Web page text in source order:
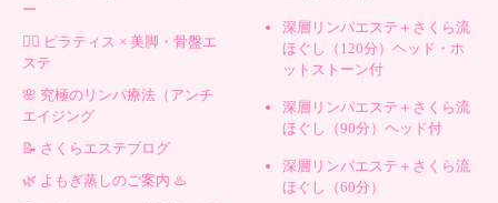
ー
🧘‍♀️ ピラティス × 美脚・骨盤エ
ステ
🌸 究極のリンパ療法（アンチ
エイジング
📝 さくらエステブログ
🌿 よもぎ蒸しのご案内 ♨️
深層リンパエステ＋さくら流
ほぐし（120分）ヘッド・ホ
ットストーン付
深層リンパエステ＋さくら流
ほぐし（90分）ヘッド付
深層リンパエステ＋さくら流
ほぐし（60分）